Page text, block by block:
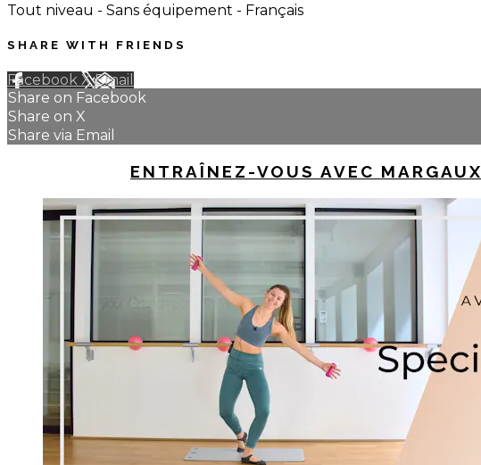
Tout niveau - Sans équipement - Français
SHARE WITH FRIENDS
Facebook XEmail
Share on Facebook
Share on X
Share via Email
ENTRAÎNEZ-VOUS AVEC MARGAUX